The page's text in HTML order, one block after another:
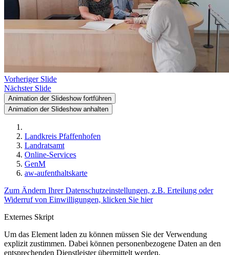
Vorheriger Slide
Nächster Slide
Animation der Slideshow fortführen
Animation der Slideshow anhalten
Landkreis Pfaffenhofen
Landratsamt
Online-Services
GenM
aw-aufenthaltskarte
Zum Ändern Ihrer Datenschutzeinstellungen, z.B. Erteilung oder
Widerruf von Einwilligungen, klicken Sie hier
Externes Skript
Um das Element laden zu können müssen Sie der Verwendung
explizit zustimmen. Dabei können personenbezogene Daten an den
entsprechenden Dienstleister übermittelt werden.